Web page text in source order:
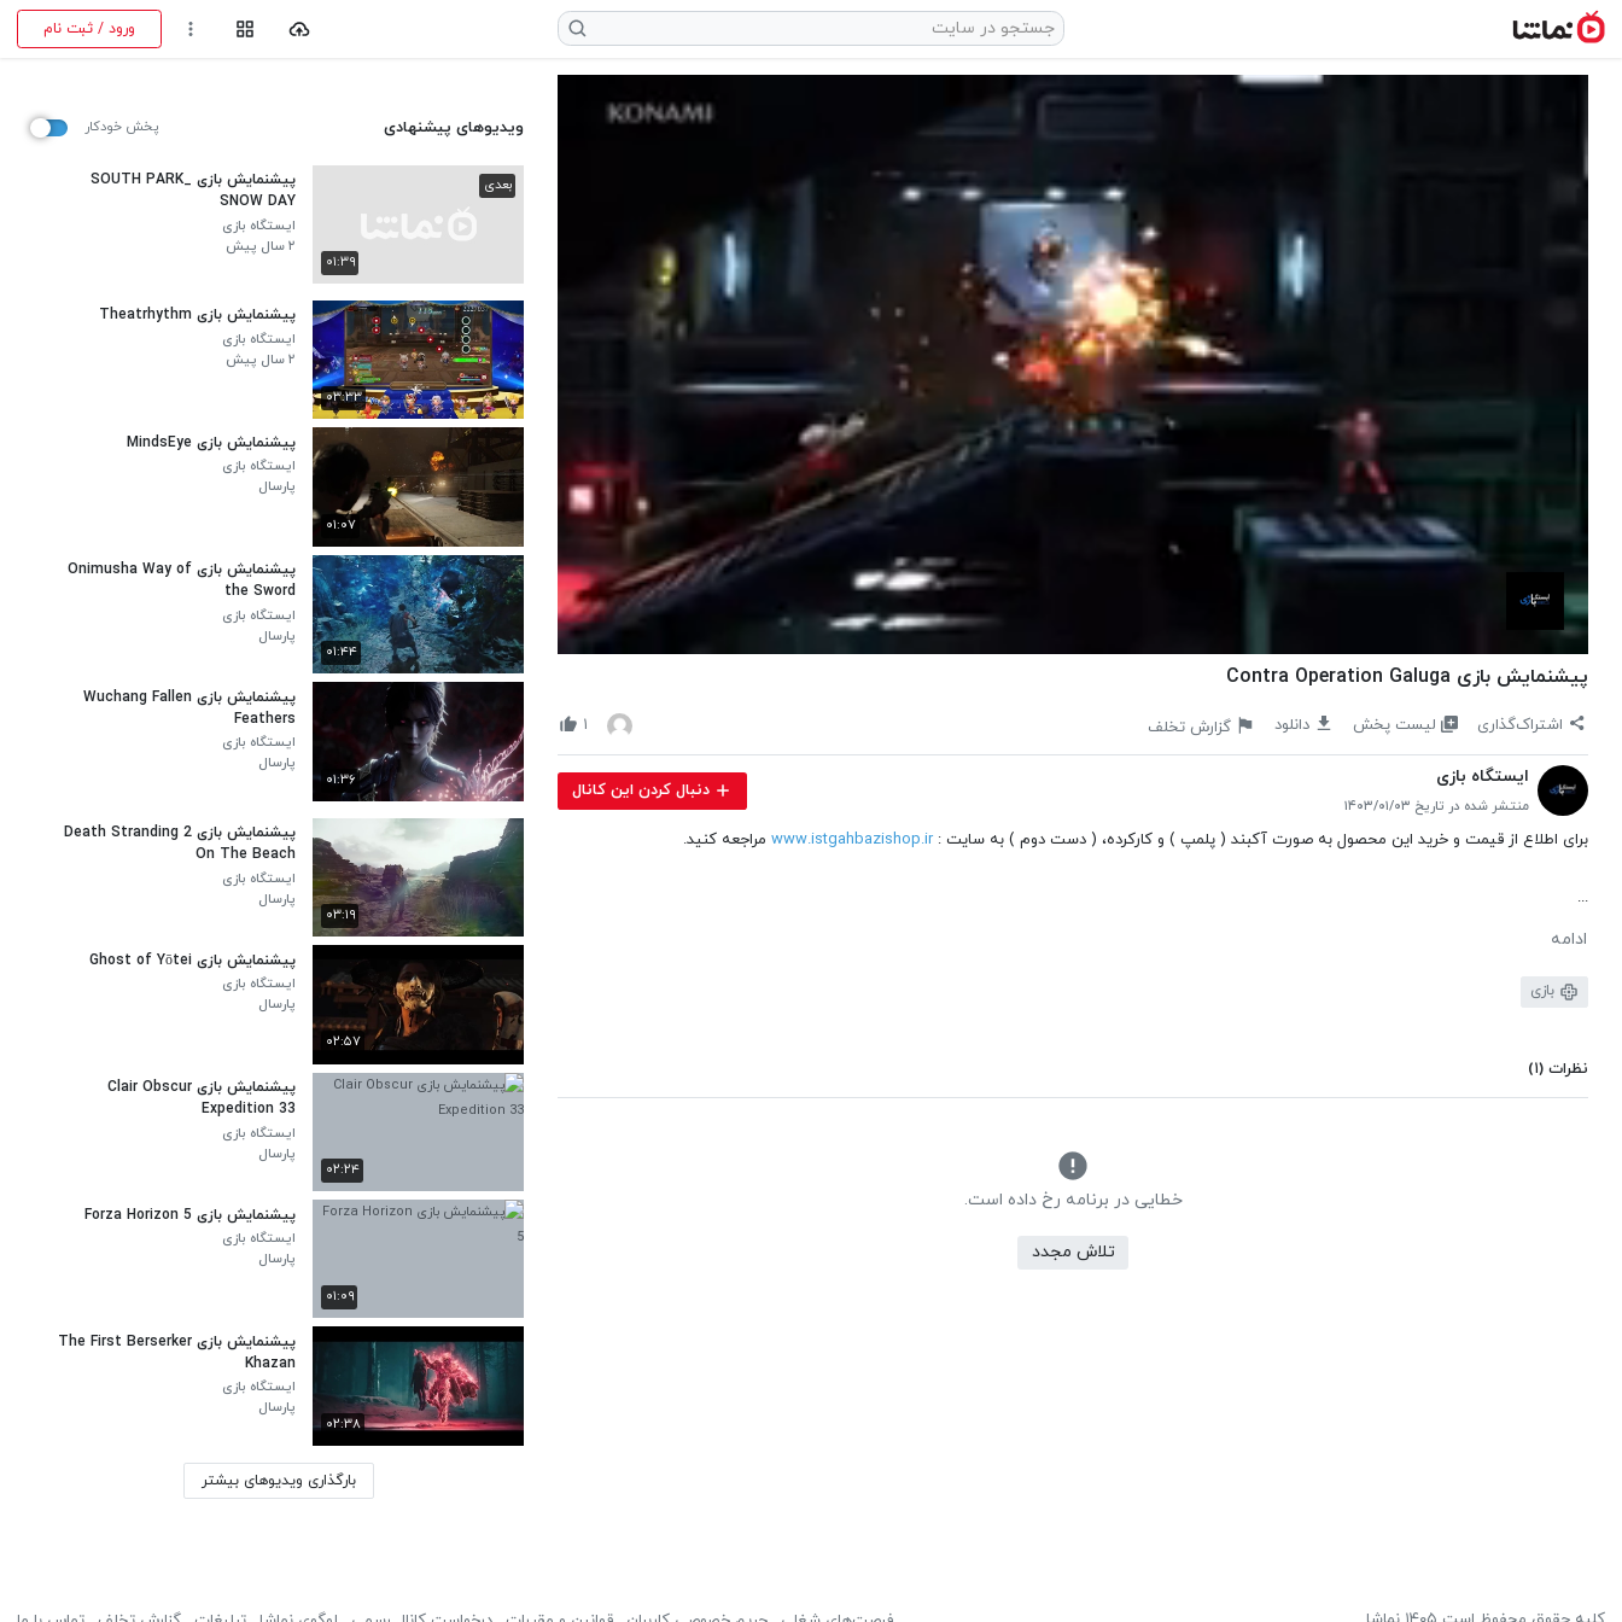
ورود / ثبت نام
پیشنمایش بازی Contra Operation Galuga
اشتراک‌گذاری لیست پخش دانلود گزارش تخلف ۱
ایستگاه بازی
منتشر شده در تاریخ ۱۴۰۳/۰۱/۰۳
دنبال کردن این کانال
برای اطلاع از قیمت و خرید این محصول به صورت آکبند ( پلمپ ) و کارکرده، ( دست دوم ) به سایت :www.istgahbazishop.ir مراجعه کنید.
...
ادامه
بازی
نظرات (۱)
خطایی در برنامه رخ داده است.
تلاش مجدد
ویدیوهای پیشنهادی پخش خودکار
۰۱:۳۹
بعدی
پیشنمایش بازی SOUTH PARK_
SNOW DAY
ایستگاه بازی
۲ سال پیش
۰۳:۳۳
پیشنمایش بازی Theatrhythm
ایستگاه بازی
۲ سال پیش
۰۱:۰۷
پیشنمایش بازی MindsEye
ایستگاه بازی
پارسال
۰۱:۴۴
پیشنمایش بازی Onimusha Way of
the Sword
ایستگاه بازی
پارسال
۰۱:۳۶
پیشنمایش بازی Wuchang Fallen
Feathers
ایستگاه بازی
پارسال
۰۳:۱۹
پیشنمایش بازی Death Stranding 2
On The Beach
ایستگاه بازی
پارسال
۰۲:۵۷
پیشنمایش بازی Ghost of Yōtei
ایستگاه بازی
پارسال
۰۲:۲۴
پیشنمایش بازی Clair Obscur
Expedition 33
ایستگاه بازی
پارسال
۰۱:۰۹
پیشنمایش بازی Forza Horizon 5
ایستگاه بازی
پارسال
۰۲:۳۸
پیشنمایش بازی The First Berserker
Khazan
ایستگاه بازی
پارسال
بارگذاری ویدیوهای بیشتر